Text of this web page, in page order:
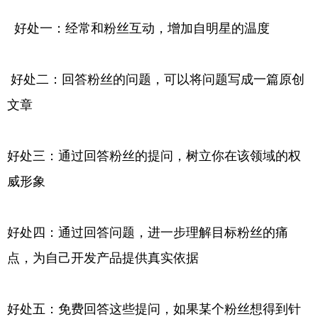
好处一：经常和粉丝互动，增加自明星的温度
好处二：回答粉丝的问题，可以将问题写成一篇原创
文章
好处三：通过回答粉丝的提问，树立你在该领域的权
威形象
好处四：通过回答问题，进一步理解目标粉丝的痛
点，为自己开发产品提供真实依据
好处五：免费回答这些提问，如果某个粉丝想得到针